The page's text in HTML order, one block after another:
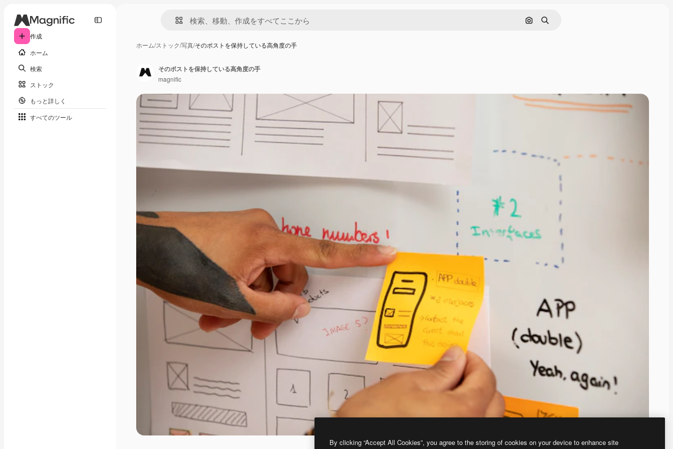
作成
ホーム
検索
ストック
もっと詳しく
すべてのツール
画像で検索
検索
ホーム/ストック/写真/そのポストを保持している高角度の手
そのポストを保持している高角度の手
magnific
By clicking “Accept All Cookies”, you agree to the storing of cookies on your device to enhance site